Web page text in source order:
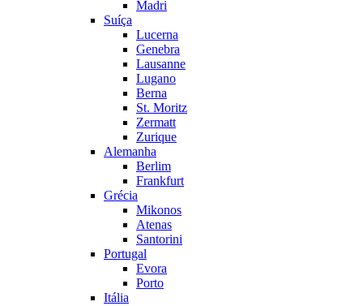
Madri
Suíça
Lucerna
Genebra
Lausanne
Lugano
Berna
St. Moritz
Zermatt
Zurique
Alemanha
Berlim
Frankfurt
Grécia
Mikonos
Atenas
Santorini
Portugal
Evora
Porto
Itália